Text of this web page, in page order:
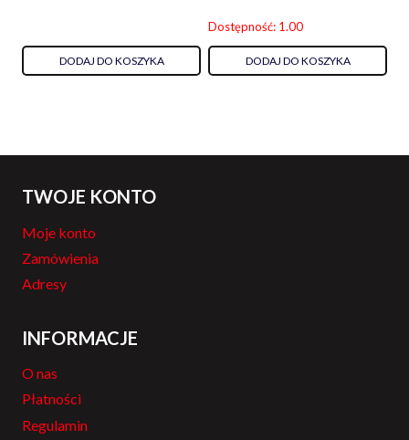
DODAJ DO KOSZYKA
Dostępność: 1.00
DODAJ DO KOSZYKA
TWOJE KONTO
Moje konto
Zamówienia
Adresy
INFORMACJE
O nas
Płatności
Regulamin